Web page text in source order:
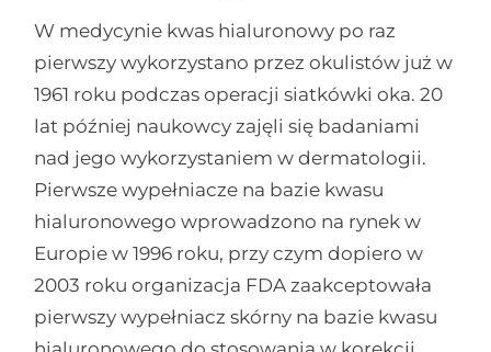
W medycynie kwas hialuronowy po raz
pierwszy wykorzystano przez okulistów już w
1961 roku podczas operacji siatkówki oka. 20
lat później naukowcy zajęli się badaniami
nad jego wykorzystaniem w dermatologii.
Pierwsze wypełniacze na bazie kwasu
hialuronowego wprowadzono na rynek w
Europie w 1996 roku, przy czym dopiero w
2003 roku organizacja FDA zaakceptowała
pierwszy wypełniacz skórny na bazie kwasu